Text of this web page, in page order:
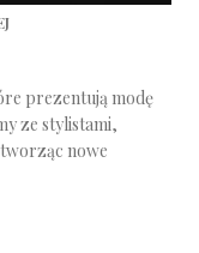
prezentują modę
ze stylistami,
nowe